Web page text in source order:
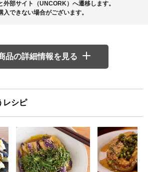
部サイト（UNCORK）へ遷移します。
できない場合がございます。
品の詳細情報を見る
レシピ